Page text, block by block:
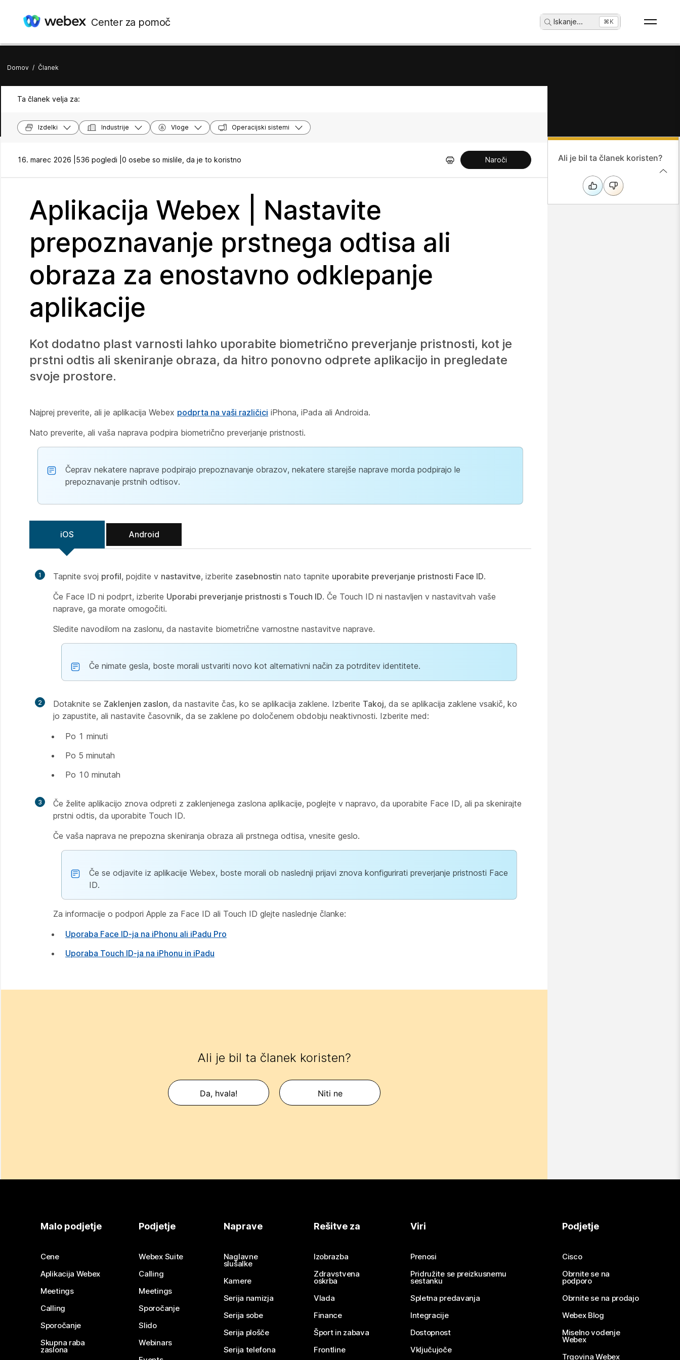
Center za pomoč Iskanje... ⌘K
Domov / Članek
Ta članek velja za:
Izdelki Industrije Vloge Operacijski sistemi
16. marec 2026 | 536 pogledi | 0 osebe so mislile, da je to koristno Naroči
Aplikacija Webex | Nastavite
prepoznavanje prstnega odtisa ali
obraza za enostavno odklepanje
aplikacije
Kot dodatno plast varnosti lahko uporabite biometrično preverjanje pristnosti, kot je
prstni odtis ali skeniranje obraza, da hitro ponovno odprete aplikacijo in pregledate
svoje prostore.
Najprej preverite, ali je aplikacija Webex podprta na vaši različici iPhona, iPada ali Androida.
Nato preverite, ali vaša naprava podpira biometrično preverjanje pristnosti.
Čeprav nekatere naprave podpirajo prepoznavanje obrazov, nekatere starejše naprave morda podpirajo le
prepoznavanje prstnih odtisov.
iOS Android
1 Tapnite svoj profil, pojdite v nastavitve, izberite zasebnostin nato tapnite uporabite preverjanje pristnosti Face ID.
Če Face ID ni podprt, izberite Uporabi preverjanje pristnosti s Touch ID. Če Touch ID ni nastavljen v nastavitvah vaše
naprave, ga morate omogočiti.
Sledite navodilom na zaslonu, da nastavite biometrične varnostne nastavitve naprave.
Če nimate gesla, boste morali ustvariti novo kot alternativni način za potrditev identitete.
2 Dotaknite se Zaklenjen zaslon, da nastavite čas, ko se aplikacija zaklene. Izberite Takoj, da se aplikacija zaklene vsakič, ko
jo zapustite, ali nastavite časovnik, da se zaklene po določenem obdobju neaktivnosti. Izberite med:
Po 1 minuti
Po 5 minutah
Po 10 minutah
3
Če želite aplikacijo znova odpreti z zaklenjenega zaslona aplikacije, poglejte v napravo, da uporabite Face ID, ali pa skenirajte
prstni odtis, da uporabite Touch ID.
Če vaša naprava ne prepozna skeniranja obraza ali prstnega odtisa, vnesite geslo.
Če se odjavite iz aplikacije Webex, boste morali ob naslednji prijavi znova konfigurirati preverjanje pristnosti Face
ID.
Za informacije o podpori Apple za Face ID ali Touch ID glejte naslednje članke:
Uporaba Face ID-ja na iPhonu ali iPadu Pro
Uporaba Touch ID-ja na iPhonu in iPadu
Ali je bil ta članek koristen?
Da, hvala! Niti ne
Ali je bil ta članek koristen?
Malo podjetje
Cene
Aplikacija Webex
Meetings
Calling
Sporočanje
Skupna raba
zaslona
Podjetje
Webex Suite
Calling
Meetings
Sporočanje
Slido
Webinars
Naprave
Naglavne
slušalke
Kamere
Serija namizja
Serija sobe
Serija plošče
Serija telefona
Rešitve za
Izobrazba
Zdravstvena
oskrba
Vlada
Finance
Šport in zabava
Frontline
Viri
Prenosi
Pridružite se preizkusnemu
sestanku
Spletna predavanja
Integracije
Dostopnost
Vključujoče
Podjetje
Cisco
Obrnite se na
podporo
Obrnite se na prodajo
Webex Blog
Miselno vodenje
Webex
Trgovina Webex